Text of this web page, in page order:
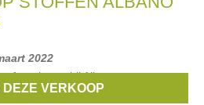
2022
fournituren bij Albano
-60% VERKOOP